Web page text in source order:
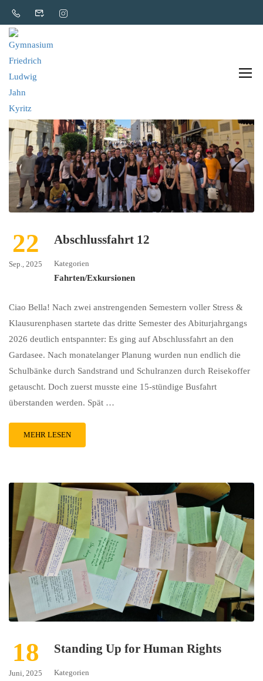
22
Sep., 2025
Abschlussfahrt 12
Kategorien
Fahrten/Exkursionen
Ciao Bella! Nach zwei anstrengenden Semestern voller Stress &
Klausurenphasen startete das dritte Semester des Abiturjahrgangs
2026 deutlich entspannter: Es ging auf Abschlussfahrt an den
Gardasee. Nach monatelanger Planung wurden nun endlich die
Schulbänke durch Sandstrand und Schulranzen durch Reisekoffer
getauscht. Doch zuerst musste eine 15-stündige Busfahrt
überstanden werden. Spät …
MEHR LESEN
18
Juni, 2025
Standing Up for Human Rights
Kategorien